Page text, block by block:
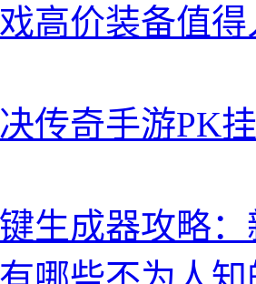
高价装备值
传奇手游PK
生成器攻略